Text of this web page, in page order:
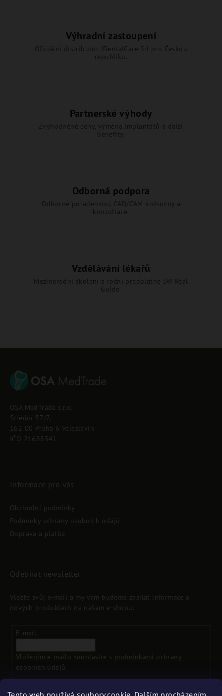
Výhradní zastoupení
Oficiální distributor JDentalCare Srl pro Českou
republiku.
Partnerské výhody
Zvýhodněné ceny, výměna implantátů a další
benefity.
Odborná podpora
Odborné poradenství, CAD/CAM knihovny a
konzultace.
Vzdělávání lékařů
Mezinárodní školení a roční předplatné SW Real
Guide.
OSA MedTrade s.r.o.
Střední 57/7,
162 00 Praha 6 Veleslavín
IČO 21688541
Informace pro vás
Obchodní podmínky
Podmínky ochrany osobních údajů
Doprava a platba
Odebírat newsletter
Vložte svůj e-mail a my vám budeme zasílat informace o
nových produktech na našem e-shopu.
E-mail
Vložením e-mailu souhlasíte s podmínkami ochrany
osobních údajů